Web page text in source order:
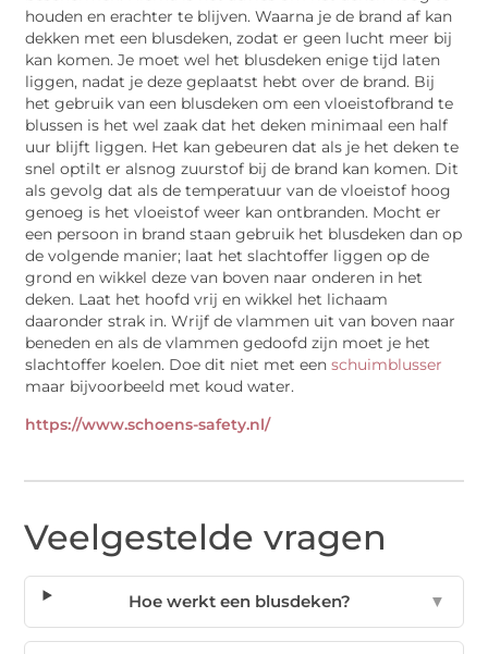
houden en erachter te blijven. Waarna je de brand af kan
dekken met een blusdeken, zodat er geen lucht meer bij
kan komen. Je moet wel het blusdeken enige tijd laten
liggen, nadat je deze geplaatst hebt over de brand. Bij
het gebruik van een blusdeken om een vloeistofbrand te
blussen is het wel zaak dat het deken minimaal een half
uur blijft liggen. Het kan gebeuren dat als je het deken te
snel optilt er alsnog zuurstof bij de brand kan komen. Dit
als gevolg dat als de temperatuur van de vloeistof hoog
genoeg is het vloeistof weer kan ontbranden. Mocht er
een persoon in brand staan gebruik het blusdeken dan op
de volgende manier; laat het slachtoffer liggen op de
grond en wikkel deze van boven naar onderen in het
deken. Laat het hoofd vrij en wikkel het lichaam
daaronder strak in. Wrijf de vlammen uit van boven naar
beneden en als de vlammen gedoofd zijn moet je het
slachtoffer koelen. Doe dit niet met eenschuimblusser
maar bijvoorbeeld met koud water.
https://www.schoens-safety.nl/
Veelgestelde vragen
Hoe werkt een blusdeken? ▼